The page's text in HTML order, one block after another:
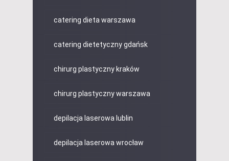
catering dieta warszawa
catering dietetyczny gdańsk
chirurg plastyczny kraków
chirurg plastyczny warszawa
depilacja laserowa lublin
depilacja laserowa wrocław